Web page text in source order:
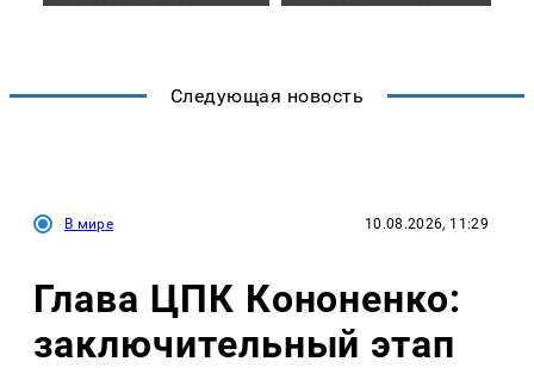
Следующая новость
В мире 10.08.2026, 11:29
Глава ЦПК Кононенко:
заключительный этап